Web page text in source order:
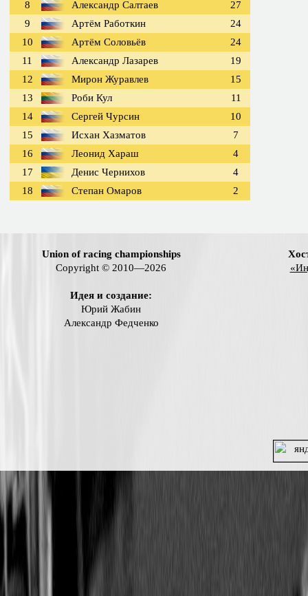
8 Александр Салтаев
27
9
Артём Работкин
24
10
Артём Соловьёв
24
11
Александр Лазарев
19
12
Мирон Журавлев
15
13
Роби Кул
11
14
Сергей Чурсин
10
15
Исхан Хазматов
7
16
Леонид Хараш
4
17
Денис Чернихов
4
18
Степан Омаров 2
Union of racing championships
Copyright © 2010—2026
Идея и создание:
Юрий Жабин
Александр Федченко